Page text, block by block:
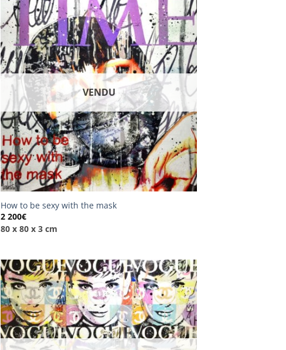
VENDU
How to be sexy with the mask
2 200€
80 x 80 x 3 cm